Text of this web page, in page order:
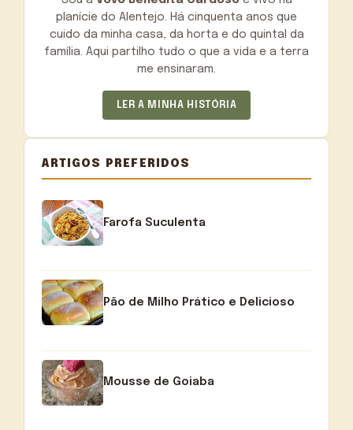
planície do Alentejo. Há cinquenta anos que
cuido da minha casa, da horta e do quintal da
família. Aqui partilho tudo o que a vida e a terra
me ensinaram.
LER A MINHA HISTÓRIA
ARTIGOS PREFERIDOS
Farofa Suculenta
Pão de Milho Prático e Delicioso
Mousse de Goiaba